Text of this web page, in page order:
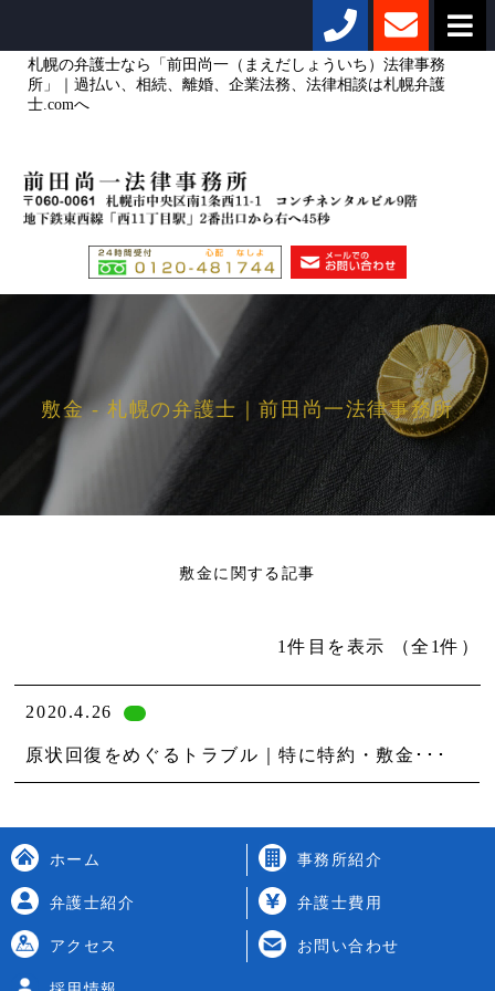
札幌の弁護士なら「前田尚一（まえだしょういち）法律事務
所」｜過払い、相続、離婚、企業法務、法律相談は札幌弁護
士.comへ
敷金 - 札幌の弁護士｜前田尚一法律事務所
敷金に関する記事
1件目を表示 （全1件）
2020.4.26
原状回復をめぐるトラブル｜特に特約・敷金･･･
ホーム 事務所紹介
弁護士紹介 弁護士費用
アクセス お問い合わせ